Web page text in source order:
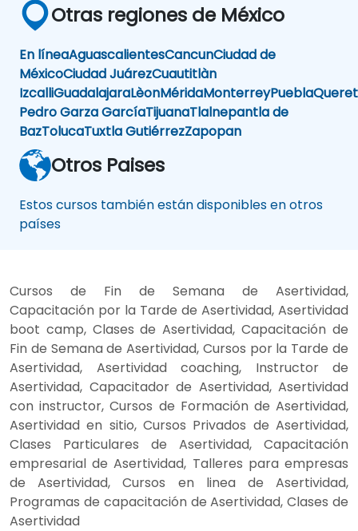
Otras regiones de México
En líneaAguascalientesCancunCiudad de
MéxicoCiudad JuárezCuautitlàn
IzcalliGuadalajaraLèonMéridaMonterreyPuebla
Pedro Garza GarcíaTijuanaTlalnepantla de
BazTolucaTuxtla GutiérrezZapopan
Otros Paises
Estos cursos también están disponibles en otros
países
Cursos de Fin de Semana de Asertividad,
Capacitación por la Tarde de Asertividad, Asertividad
boot camp, Clases de Asertividad, Capacitación de
Fin de Semana de Asertividad, Cursos por la Tarde de
Asertividad, Asertividad coaching, Instructor de
Asertividad, Capacitador de Asertividad, Asertividad
con instructor, Cursos de Formación de Asertividad,
Asertividad en sitio, Cursos Privados de Asertividad,
Clases Particulares de Asertividad, Capacitación
empresarial de Asertividad, Talleres para empresas
de Asertividad, Cursos en linea de Asertividad,
Programas de capacitación de Asertividad, Clases de
Asertividad